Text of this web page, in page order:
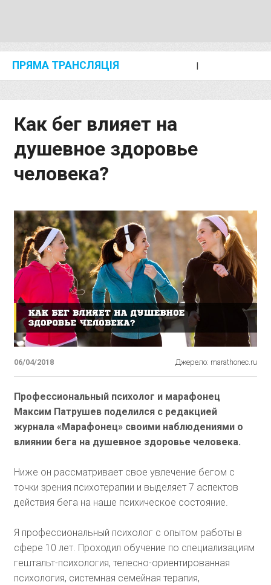
ПРЯМА ТРАНСЛЯЦІЯ I
Как бег влияет на
душевное здоровье
человека?
06/04/2018 Джерело: marathonec.ru
Профессиональный психолог и марафонец
Максим Патрушев поделился с редакцией
журнала «Марафонец» своими наблюдениями о
влиянии бега на душевное здоровье человека.
Ниже он рассматривает свое увлечение бегом с
точки зрения психотерапии и выделяет 7 аспектов
действия бега на наше психическое состояние.
Я профессиональный психолог с опытом работы в
сфере 10 лет. Проходил обучение по специализациям
гештальт-психология, телесно-ориентированная
психология, системная семейная терапия,